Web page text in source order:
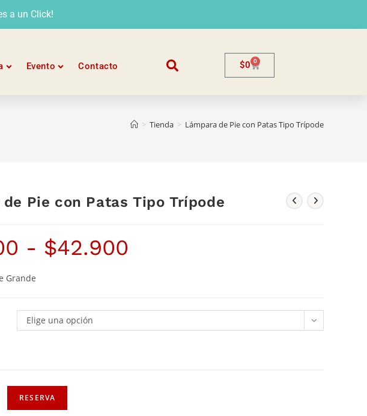
a un Click!
Evento Contacto $0 0
> Tienda > Lámpara de Pie con Patas Tipo Trípode
de Pie con Patas Tipo Trípode
- $42.900
Grande
Elige una opción
RESERVA